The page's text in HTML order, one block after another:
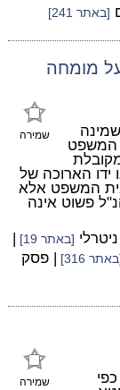
[באתר 241]
מומחה
שמירה
המשפט
הארוכה של
המשפט אלא
פשוט אינה
[באתר 19]
|
316]
| פסק
שמירה
כפי